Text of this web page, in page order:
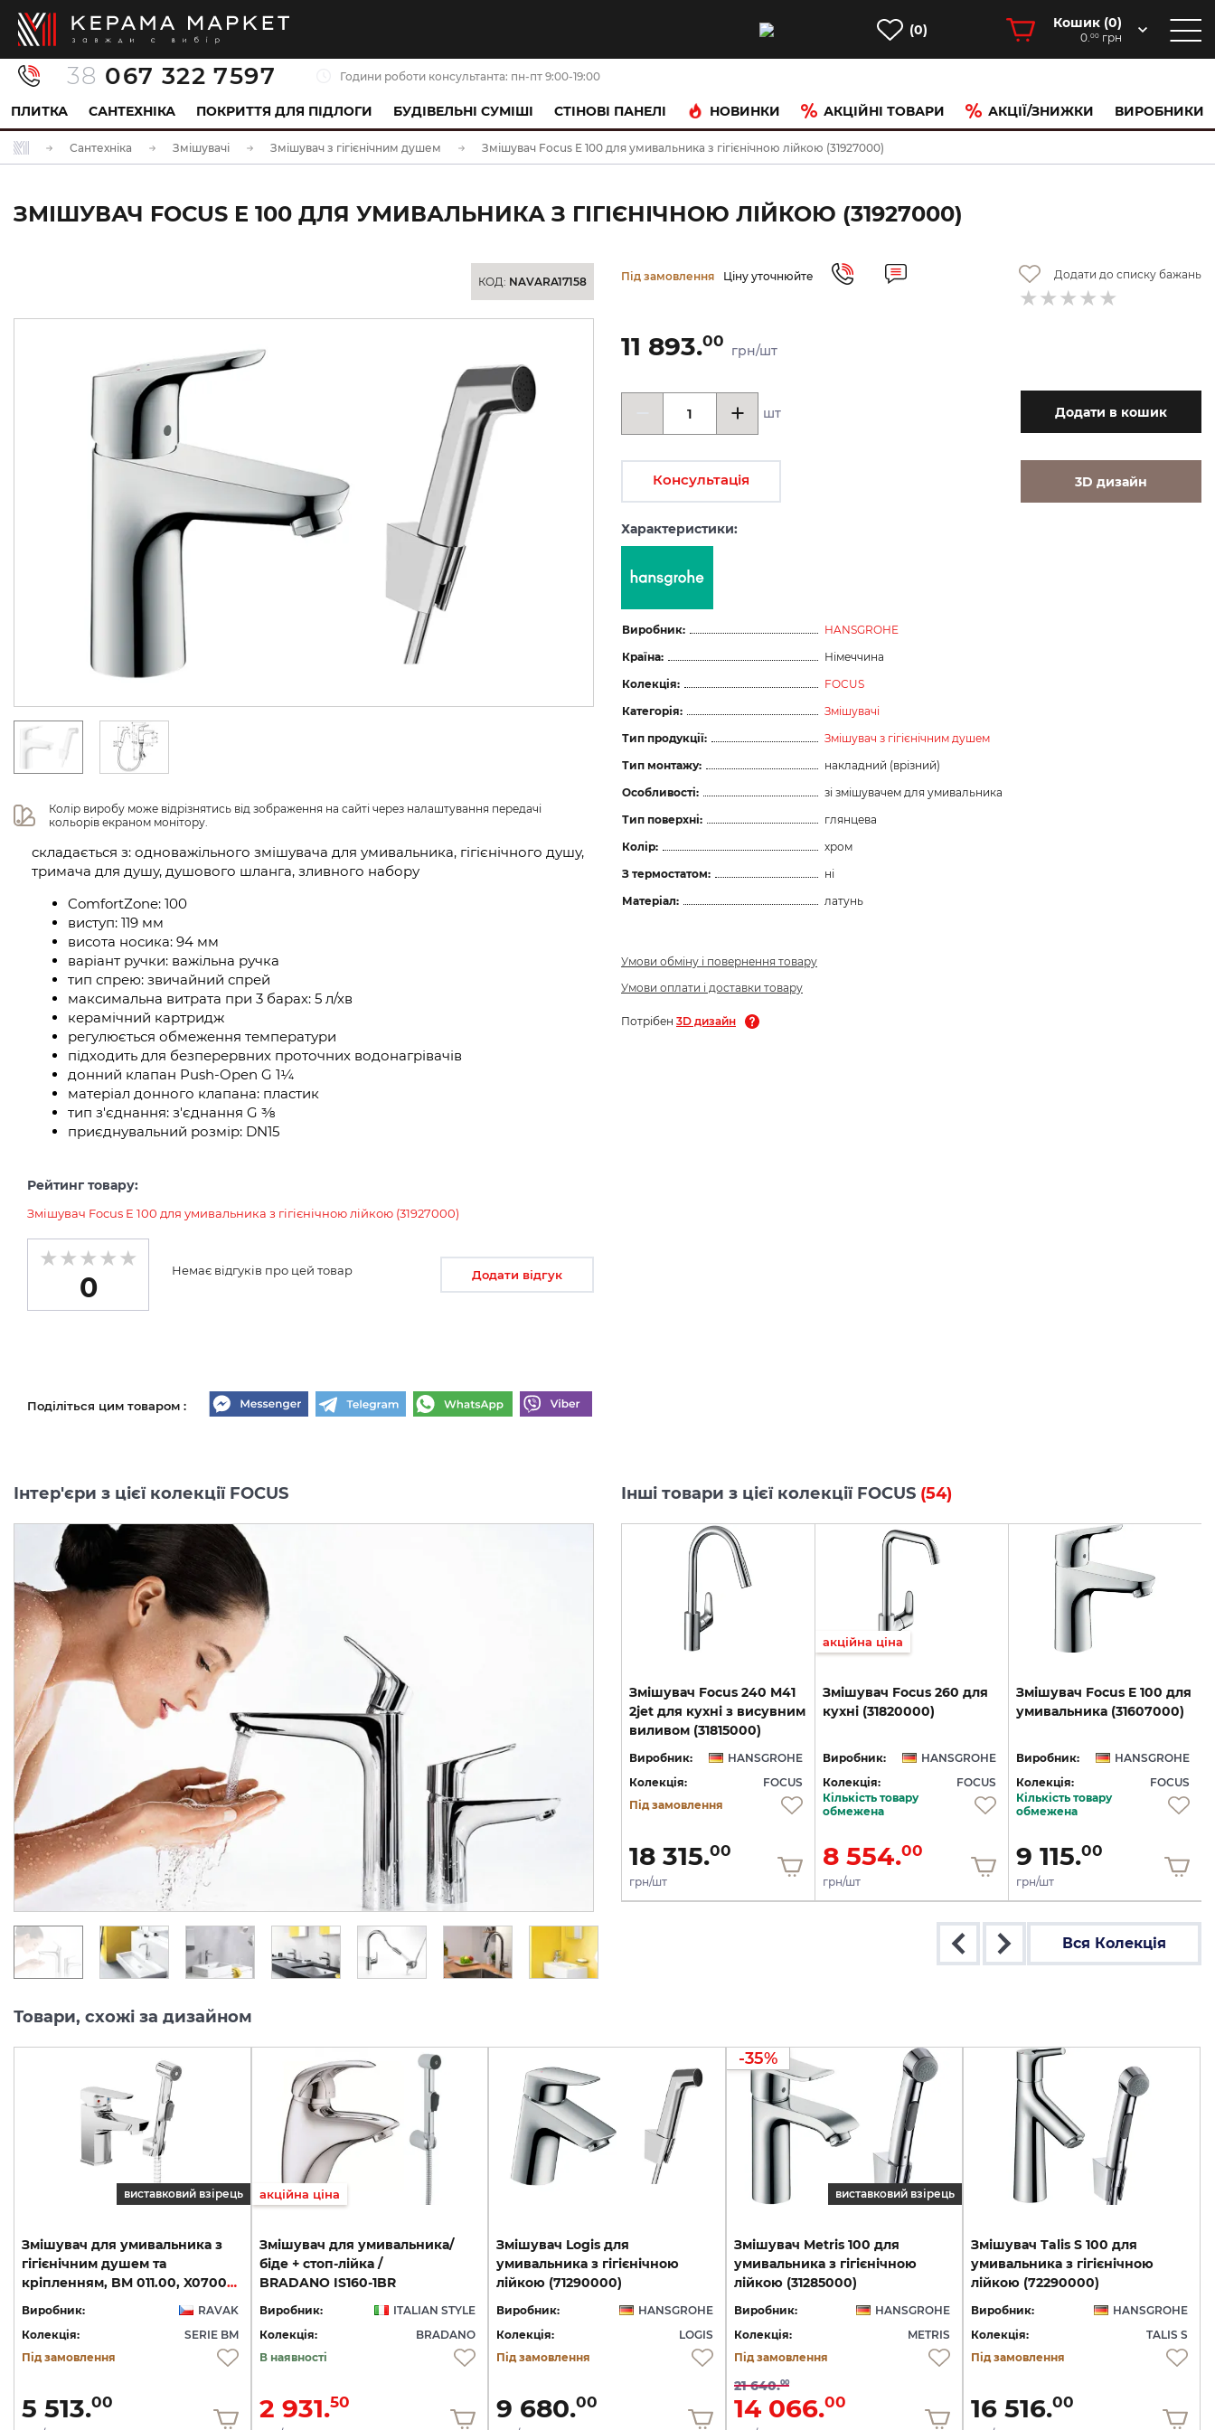
(0) Кошик (0)
0.00 грн
38 067 322 7597 Години роботи консультанта: пн-пт 9:00-19:00
ПЛИТКА САНТЕХНІКА ПОКРИТТЯ ДЛЯ ПІДЛОГИ БУДІВЕЛЬНІ СУМІШІ CТІНОВІ ПАНЕЛІ НОВИНКИ АКЦІЙНІ ТОВАРИ АКЦІЇ/ЗНИЖКИ ВИРОБНИКИ
Сантехніка Змішувачі Змішувач з гігієнічним душем Змішувач Focus E 100 для умивальника з гігієнічною лійкою (31927000)
ЗМІШУВАЧ FOCUS E 100 ДЛЯ УМИВАЛЬНИКА З ГІГІЄНІЧНОЮ ЛІЙКОЮ (31927000)
КОД: NAVARA17158
Колір виробу може відрізнятись від зображення на сайті через налаштування передачі
кольорів екраном монітору.
складається з: одноважільного змішувача для умивальника, гігієнічного душу,
тримача для душу, душового шланга, зливного набору
ComfortZone: 100
виступ: 119 мм
висота носика: 94 мм
варіант ручки: важільна ручка
тип спрею: звичайний спрей
максимальна витрата при 3 барах: 5 л/хв
керамічний картридж
регулюється обмеження температури
підходить для безперервних проточних водонагрівачів
донний клапан Push-Open G 1¼
матеріал донного клапана: пластик
тип з'єднання: з'єднання G ⅜
приєднувальний розмір: DN15
Під замовлення Ціну уточнюйте Додати до списку бажань
11 893.00
грн/шт
шт Додати в кошик
Консультація 3D дизайн
Характеристики:
Виробник:
HANSGROHE
Країна:
Німеччина
Колекція:
FOCUS
Категорія:
Змішувачі
Тип продукції:
Змішувач з гігієнічним душем
Тип монтажу:
накладний (врізний)
Особливості:
зі змішувачем для умивальника
Тип поверхні:
глянцева
Колір:
хром
З термостатом:
ні
Матеріал:
латунь
Умови обміну і повернення товару
Умови оплати і доставки товару
Потрібен 3D дизайн
Рейтинг товару:
Змішувач Focus E 100 для умивальника з гігієнічною лійкою (31927000)
0
Немає відгуків про цей товар Додати відгук
Поділіться цим товаром :
Інтер'єри з цієї колекції FOCUS Інші товари з цієї колекції FOCUS (54)
Прихована частина для
одноважільного
FOCUS
В наявності
6 616.00
грн/шт
Змішувач Focus 190 для
умивальника з донним
клапаном (31608000)
HANSGROHE
Колекція:
Кількість товару
обмежена
Виробник:
Колекція:
Під замовлення
6 358.
грн/шт
Змішувач Focus 240 M41
2jet для кухні з висувним
виливом (31815000)
Виробник:
HANSGROHE
Колекція:
FOCUS
Під замовлення
18 315.00
грн/шт
акційна ціна
Змішувач Focus 260 для
кухні (31820000)
Виробник:
HANSGROHE
Колекція:
FOCUS
Кількість товару
обмежена
8 554.00
грн/шт
Змішувач Focus E 100 для
умивальника (31607000)
Виробник:
HANSGROHE
Колекція:
FOCUS
Кількість товару
обмежена
9 115.00
грн/шт
Вся Колекція
Товари, схожі за дизайном
виставковий взірець
Змішувач для умивальника з
гігієнічним душем та
кріпленням, BM 011.00, X070076
Виробник:
RAVAK
Колекція:
SERIE BM
Під замовлення
5 513.00
акційна ціна
Змішувач для умивальника/
біде + стоп-лійка /
BRADANO IS160-1BR
Виробник:
ITALIAN STYLE
Колекція:
BRADANO
В наявності
2 931.50
Змішувач Logis для
умивальника з гігієнічною
лійкою (71290000)
Виробник:
HANSGROHE
Колекція:
LOGIS
Під замовлення
9 680.00
виставковий взірець
-35%
Змішувач Metris 100 для
умивальника з гігієнічною
лійкою (31285000)
Виробник:
HANSGROHE
Колекція:
METRIS
Під замовлення
21 640.00
14 066.00
Змішувач Talis S 100 для
умивальника з гігієнічною
лійкою (72290000)
Виробник:
HANSGROHE
Колекція:
TALIS S
Під замовлення
16 516.00